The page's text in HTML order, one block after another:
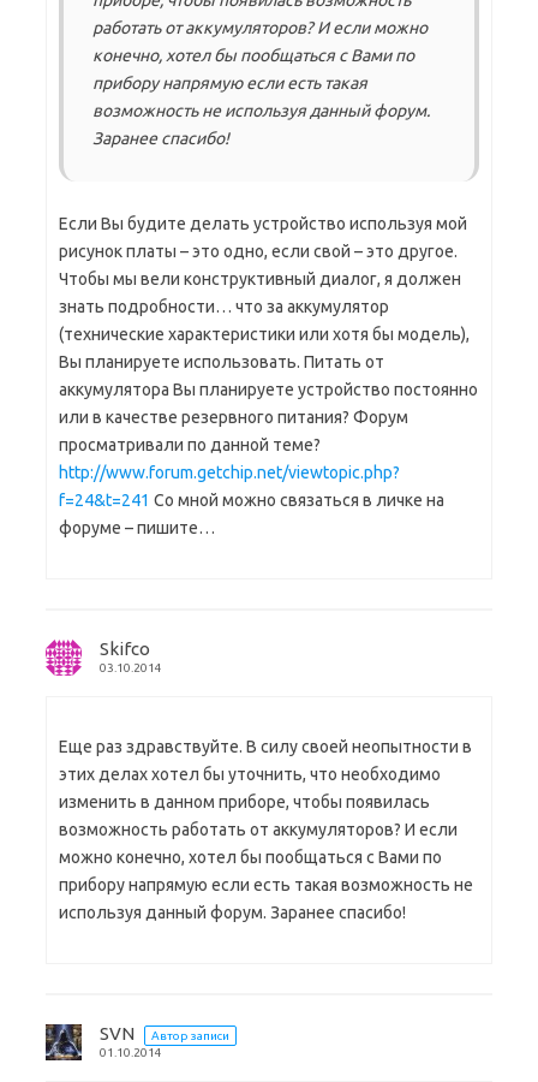
работать от аккумуляторов? И если можно
конечно, хотел бы пообщаться с Вами по
прибору напрямую если есть такая
возможность не используя данный форум.
Заранее спасибо!
Если Вы будите делать устройство используя мой
рисунок платы – это одно, если свой – это другое.
Чтобы мы вели конструктивный диалог, я должен
знать подробности… что за аккумулятор
(технические характеристики или хотя бы модель),
Вы планируете использовать. Питать от
аккумулятора Вы планируете устройство постоянно
или в качестве резервного питания? Форум
просматривали по данной теме?
http://www.forum.getchip.net/viewtopic.php?
f=24&t=241 Со мной можно связаться в личке на
форуме – пишите…
Skifco
03.10.2014
Еще раз здравствуйте. В силу своей неопытности в
этих делах хотел бы уточнить, что необходимо
изменить в данном приборе, чтобы появилась
возможность работать от аккумуляторов? И если
можно конечно, хотел бы пообщаться с Вами по
прибору напрямую если есть такая возможность не
используя данный форум. Заранее спасибо!
SVN
Автор записи
01.10.2014